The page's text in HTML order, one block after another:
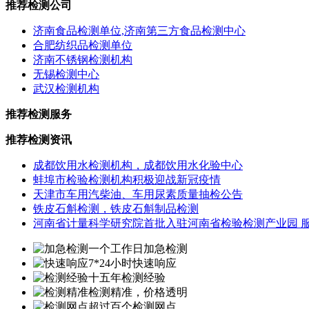
推荐检测公司
济南食品检测单位,济南第三方食品检测中心
合肥纺织品检测单位
济南不锈钢检测机构
无锡检测中心
武汉检测机构
推荐检测服务
推荐检测资讯
成都饮用水检测机构，成都饮用水化验中心
蚌埠市检验检测机构积极迎战新冠疫情
天津市车用汽柴油、车用尿素质量抽检公告
铁皮石斛检测，铁皮石斛制品检测
河南省计量科学研究院首批入驻河南省检验检测产业园
一个工作日加急检测
7*24小时快速响应
十五年检测经验
检测精准，价格透明